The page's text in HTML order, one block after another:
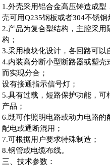
1.外壳采用铝合金高压铸造成
壳可用Q235钢板或者304不锈钢
2.产品为复合型结构，主腔采
构；
3.采用模块化设计，各回路可以
4.内装高分断小型断路器或塑
而实现分合；
设有接通指示信号灯；
5.具有过载，短路保护功能，
产品；
6.既可作照明电路或动力电路的
配电或通断混用；
7.可根据用户要求特殊制造；
8.钢管或电缆布线。
三、技术参数：